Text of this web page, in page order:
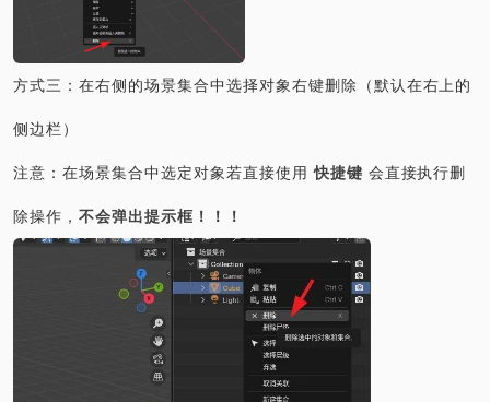
方式三：在右侧的场景集合中选择对象右键删除（默认在右上的
侧边栏）
注意：在场景集合中选定对象若直接使用快捷键 会直接执行删
除操作， 不会弹出提示框！！！